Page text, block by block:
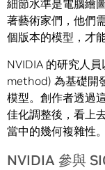
細節水準是電腦繪
著藝術家們，他們
個版本的模型，才
NVIDIA 的研究人員
method) 為基礎開
模型。創作者透過
佳化調整後，看上
當中的幾何複雜性。
NVIDIA 參與